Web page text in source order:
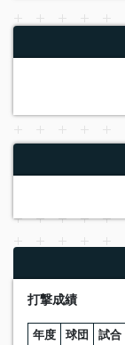
打撃成績
年度 球団 試合